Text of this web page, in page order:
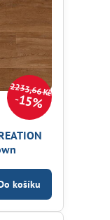
2233,66 Kč
15%
košíku